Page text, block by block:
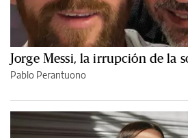
Jorge Messi, la irrupción de la
Pablo Perantuono